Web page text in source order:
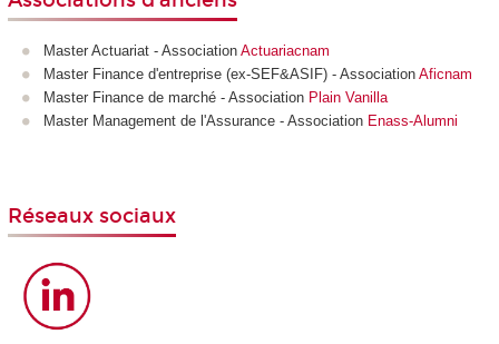
Master Actuariat - Association Actuariacnam
Master Finance d'entreprise (ex-SEF&ASIF) - Association Aficnam
Master Finance de marché - Association Plain Vanilla
Master Management de l'Assurance - Association Enass-Alumni
Réseaux sociaux